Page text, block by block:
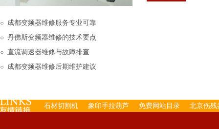
下来的，机内已经存有
成都变频器维修服务专业可靠
丹佛斯变频器维修的技术要点
直流调速器维修与故障排查
成都变频器维修后期维护建议
石材切割机 象印手拉葫芦 免费网站目录 北京伤残